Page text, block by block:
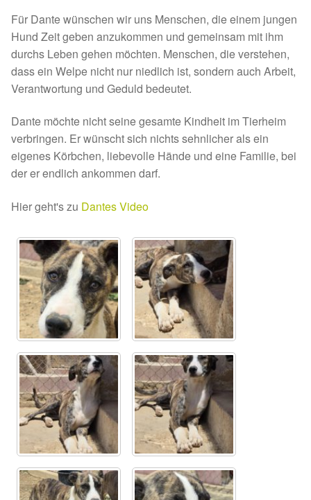
Unsere Notnasen
Notnasen in Deutschland
Notnasen mit Handicap
Wichtige Gedanken vor der Adoption
Sicherheitsgeschirr
Mittelmeerkrankheiten
Leishmaniose
Qualzucht bei Hunden
Sonderfarben bei Hunden
Zwingerhusten
Ablauf Adoption
Info Broschüre – SALVA Hundehilfe e.V.
Für Dante wünschen wir uns Menschen, die einem jungen
Hund Zeit geben anzukommen und gemeinsam mit ihm
durchs Leben gehen möchten. Menschen, die verstehen,
dass ein Welpe nicht nur niedlich ist, sondern auch Arbeit,
Verantwortung und Geduld bedeutet.
Dante möchte nicht seine gesamte Kindheit im Tierheim
verbringen. Er wünscht sich nichts sehnlicher als ein
eigenes Körbchen, liebevolle Hände und eine Familie, bei
der er endlich ankommen darf.
Hier geht's zu Dantes Video